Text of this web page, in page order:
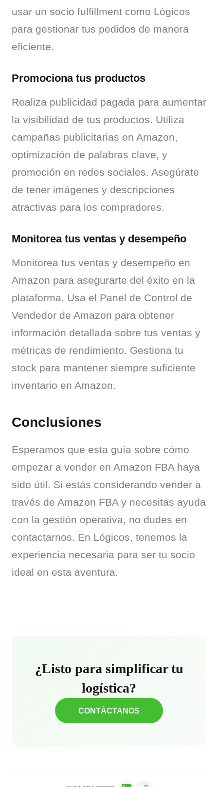
usar un socio fulfillment como Lógicos
para gestionar tus pedidos de manera
eficiente.
Promociona tus productos
Realiza publicidad pagada para aumentar
la visibilidad de tus productos. Utiliza
campañas publicitarias en Amazon,
optimización de palabras clave, y
promoción en redes sociales. Asegúrate
de tener imágenes y descripciones
atractivas para los compradores.
Monitorea tus ventas y desempeño
Monitorea tus ventas y desempeño en
Amazon para asegurarte del éxito en la
plataforma. Usa el Panel de Control de
Vendedor de Amazon para obtener
información detallada sobre tus ventas y
métricas de rendimiento. Gestiona tu
stock para mantener siempre suficiente
inventario en Amazon.
Conclusiones
Esperamos que esta guía sobre cómo
empezar a vender en Amazon FBA haya
sido útil. Si estás considerando vender a
través de Amazon FBA y necesitas ayuda
con la gestión operativa, no dudes en
contactarnos. En Lógicos, tenemos la
experiencia necesaria para ser tu socio
ideal en esta aventura.
¿Listo para simplificar tu
logística?
CONTÁCTANOS